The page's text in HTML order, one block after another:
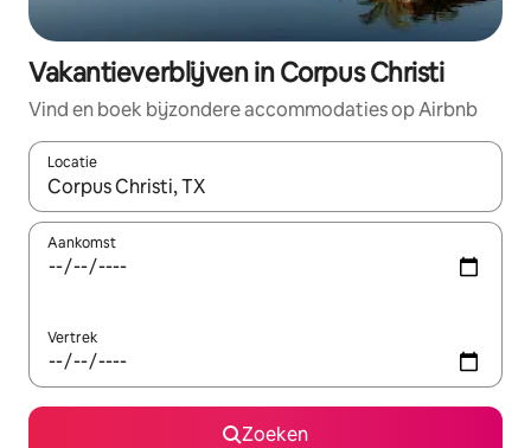
Vakantieverblijven in Corpus Christi
Vind en boek bijzondere accommodaties op Airbnb
Locatie
Wanneer er resultaten beschikbaar zijn, maak je een keuze
Aankomst
Vertrek
Zoeken